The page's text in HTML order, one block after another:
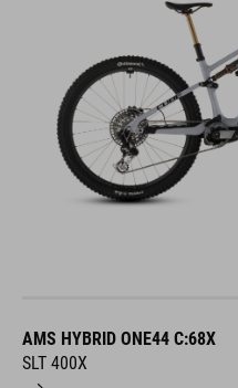
AMS HYBRID ONE44 C:68X
SLT 400X